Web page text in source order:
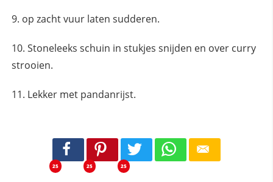
op zacht vuur laten sudderen.
Stoneleeks schuin in stukjes snijden en over curry
strooien.
Lekker met pandanrijst.
25 25 25